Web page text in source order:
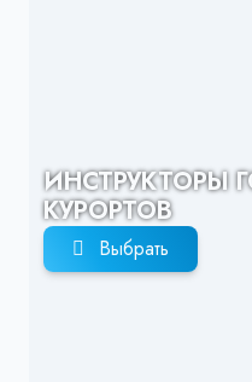
ИНСТРУКТОРЫ
КУРОРТОВ
Выбрать